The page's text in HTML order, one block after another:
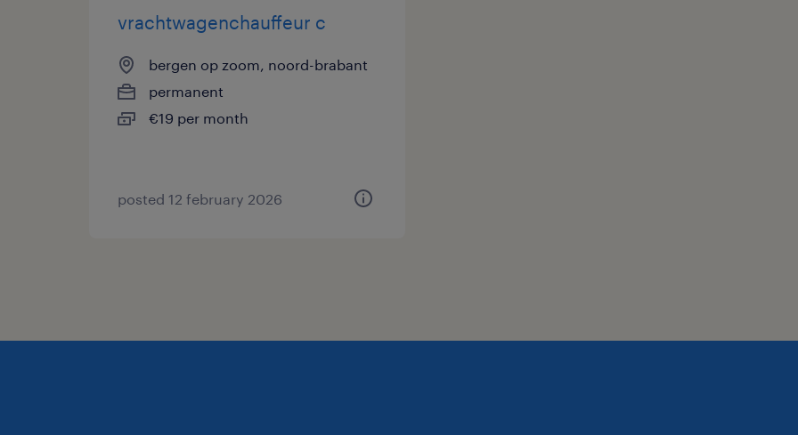
vrachtwagenchauffeur c
bergen op zoom, noord-brabant
permanent
€19 per month
posted 12 february 2026